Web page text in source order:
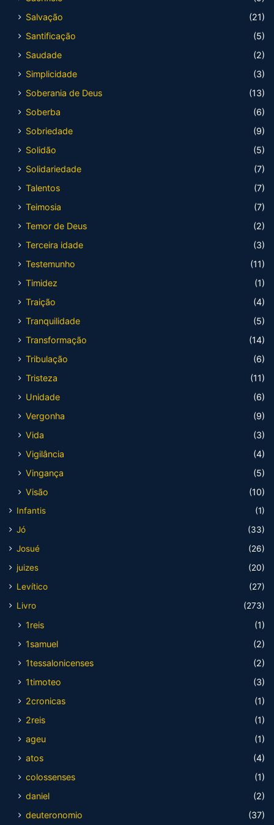
Salvação
(21)
Santificação
(5)
Saudade
(2)
Simplicidade
(3)
Soberania de Deus
(13)
Soberba
(6)
Sobriedade
(9)
Solidão
(5)
Solidariedade
(7)
Talentos
(7)
Teimosia
(7)
Temor de Deus
(2)
Terceira idade
(3)
Testemunho
(11)
Timidez
(1)
Traição
(4)
Tranquilidade
(5)
Transformação
(14)
Tribulação
(6)
Tristeza
(11)
Unidade
(6)
Vergonha
(9)
Vida
(3)
Vigilância
(4)
Vingança
(5)
Visão
(10)
Infantis
(1)
Jó
(33)
Josué
(26)
juizes
(20)
Levítico
(27)
Livro
(273)
1reis
(1)
1samuel
(2)
1tessalonicenses
(2)
1timoteo
(3)
2cronicas
(1)
2reis
(1)
ageu
(1)
atos
(4)
colossenses
(1)
daniel
(2)
deuteronomio
(37)